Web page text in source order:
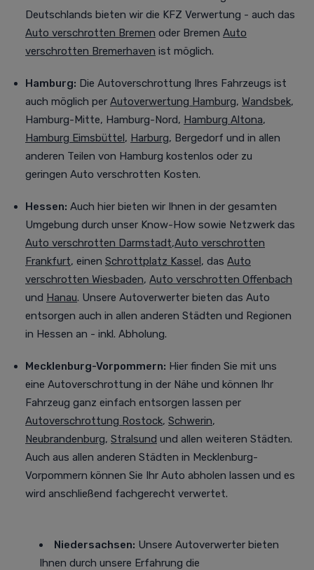
Deutschlands bieten wir die KFZ Verwertung - auch das
Auto verschrotten Bremen oder Bremen Auto
verschrotten Bremerhaven ist möglich.
Hamburg: Die Autoverschrottung Ihres Fahrzeugs ist
auch möglich per Autoverwertung Hamburg, Wandsbek,
Hamburg-Mitte, Hamburg-Nord, Hamburg Altona,
Hamburg Eimsbüttel, Harburg, Bergedorf und in allen
anderen Teilen von Hamburg kostenlos oder zu
geringen Auto verschrotten Kosten.
Hessen: Auch hier bieten wir Ihnen in der gesamten
Umgebung durch unser Know-How sowie Netzwerk das
Auto verschrotten Darmstadt,Auto verschrotten
Frankfurt, einen Schrottplatz Kassel, das Auto
verschrotten Wiesbaden, Auto verschrotten Offenbach
und Hanau. Unsere Autoverwerter bieten das Auto
entsorgen auch in allen anderen Städten und Regionen
in Hessen an - inkl. Abholung.
Mecklenburg-Vorpommern: Hier finden Sie mit uns
eine Autoverschrottung in der Nähe und können Ihr
Fahrzeug ganz einfach entsorgen lassen per
Autoverschrottung Rostock, Schwerin,
Neubrandenburg, Stralsund und allen weiteren Städten.
Auch aus allen anderen Städten in Mecklenburg-
Vorpommern können Sie Ihr Auto abholen lassen und es
wird anschließend fachgerecht verwertet.
Niedersachsen: Unsere Autoverwerter bieten
Ihnen durch unsere Erfahrung die